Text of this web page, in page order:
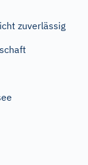
zuverlässig